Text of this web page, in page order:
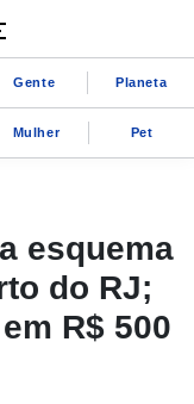
Gente Planeta
Mulher Pet
esquema
do RJ;
R$ 500